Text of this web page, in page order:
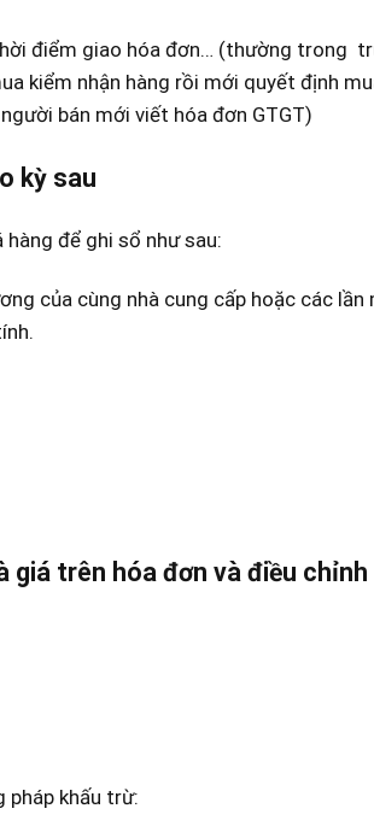
điểm giao hóa đơn… (thường trong
kiểm nhận hàng rồi mới quyết định
bán mới viết hóa đơn GTGT)
kỳ sau
để ghi sổ như sau:
của cùng nhà cung cấp hoặc các
trên hóa đơn và điều chỉnh
pháp khấu trừ: